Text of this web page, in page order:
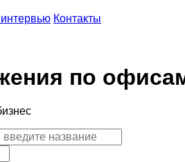
Контакты
по